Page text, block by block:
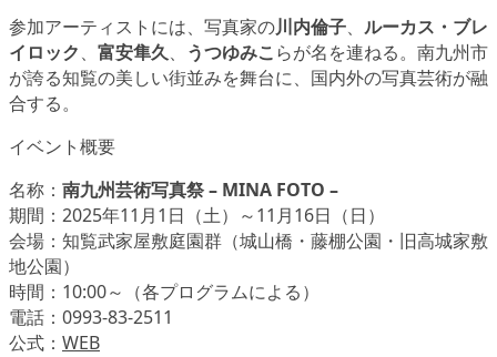
参加アーティストには、写真家の川内倫子、 ルーカス・ブレ
イロック、 富安隼久、 うつゆみこらが名を連ねる。南九州市
が誇る知覧の美しい街並みを舞台に、国内外の写真芸術が融
合する。
イベント概要
名称： 南九州芸術写真祭 – MINA FOTO –
期間：2025年11月1日（土）～11月16日（日）
会場：知覧武家屋敷庭園群（城山橋・藤棚公園・旧高城家敷
地公園）
時間：10:00～（各プログラムによる）
電話：0993-83-2511
公式： WEB